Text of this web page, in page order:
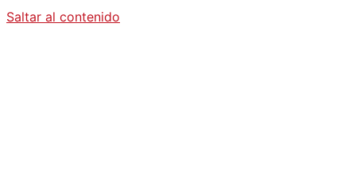
Saltar al contenido